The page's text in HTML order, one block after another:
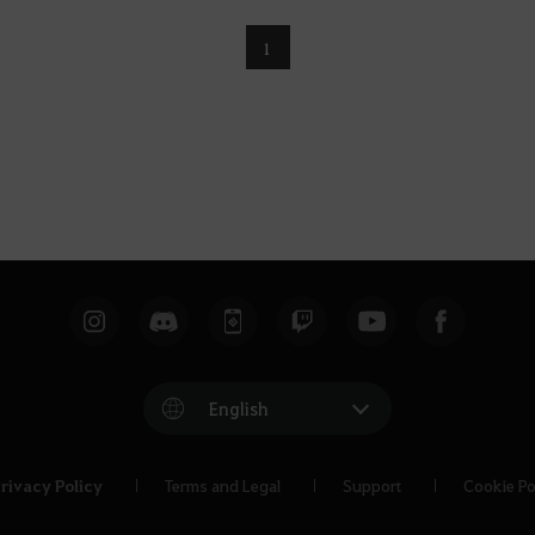
1
English
Policy Terms and Legal Support Cookie